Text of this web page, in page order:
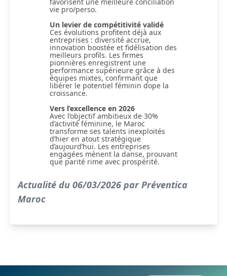
vie pro/perso.
Un levier de compétitivité validé
Ces évolutions profitent déjà aux
entreprises : diversité accrue,
innovation boostée et fidélisation des
meilleurs profils. Les firmes
pionnières enregistrent une
performance supérieure grâce à des
équipes mixtes, confirmant que
libérer le potentiel féminin dope la
croissance.
Vers l’excellence en 2026
Avec l’objectif ambitieux de 30%
d’activité féminine, le Maroc
transforme ses talents inexploités
d’hier en atout stratégique
d’aujourd’hui. Les entreprises
engagées mènent la danse, prouvant
que parité rime avec prospérité.
Actualité du 06/03/2026 par Préventica
Maroc